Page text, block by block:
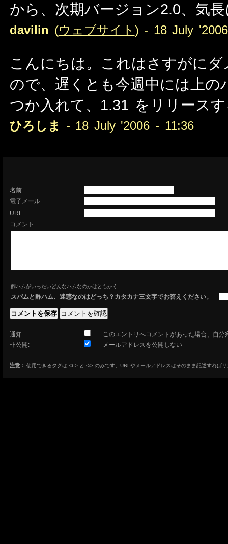
から、次期バージョン2.0、気
davilin (ウェブサイト ) - 18 July
こんにちは。これはさすがに
ので、遅くとも今週中には上
つか入れて、1.31 をリリース
ひろしま - 18 July '2006 - 11:36
名前:
電子メール:
URL:
コメント:
酢ハムがいったいどんなハムなのかはともかく…
スパムと酢ハム、迷惑なのはどっち？カタカナ三文字でお答えください。
通知:
このエントリへコメントがあった場合、自分
非公開:
メールアドレスを公開しない
注意： 使用できるタグは <b> と <i> のみです。URLやメールアドレスはそのまま記述すれば